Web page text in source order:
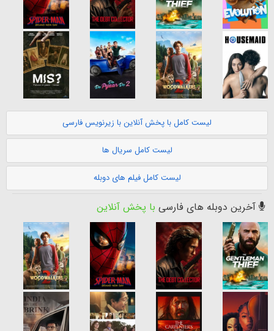
لیست کامل با پخش آنلاین با زیرنویس فارسی
لیست کامل سریال ها
لیست کامل فیلم های دوبله
آخرین دوبله های فارسی با پخش آنلاین